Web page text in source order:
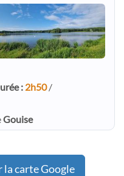
: 2h50/
Gouise
la carte Google